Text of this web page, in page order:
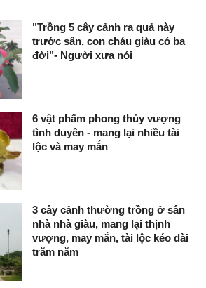
"Trồng 5 cây cảnh ra quả này
trước sân, con cháu giàu có ba
đời"- Người xưa nói
6 vật phẩm phong thủy vượng
tình duyên - mang lại nhiều tài
lộc và may mắn
3 cây cảnh thường trồng ở sân
nhà nhà giàu, mang lại thịnh
vượng, may mắn, tài lộc kéo dài
trăm năm